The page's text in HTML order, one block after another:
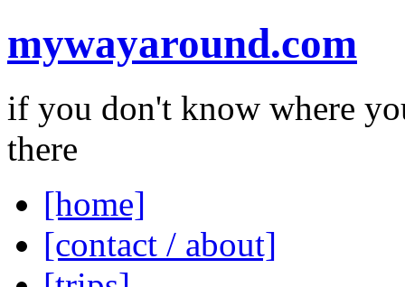
mywayaround.com
if you don't know where
there
[home]
[contact / about]